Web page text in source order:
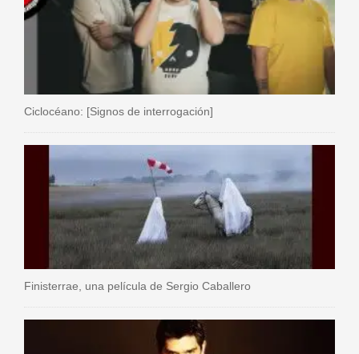
Ciclocéano: [Signos de interrogación]
Finisterrae, una película de Sergio Caballero